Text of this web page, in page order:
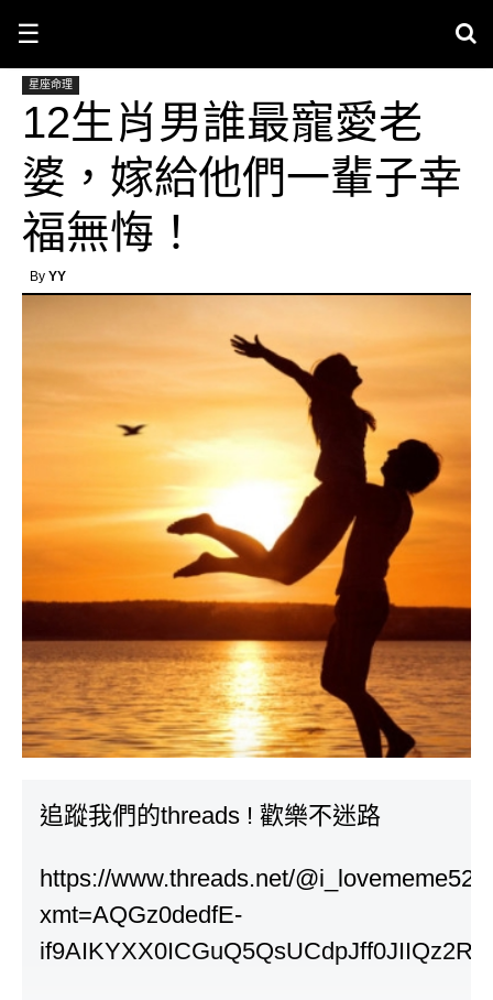
☰
星座命理
12生肖男誰最寵愛老
婆，嫁給他們一輩子幸
福無悔！
By YY
追蹤我們的threads ! 歡樂不迷路
https://www.threads.net/
xmt=AQGz0dedfE-